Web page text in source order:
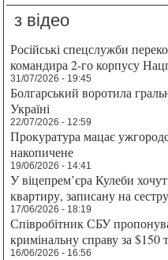
з відео
Російські спецслужби
командира 2-го корпусу
31/07/2026 - 19:45
Болгарський воротила
Україні
22/07/2026 - 12:59
Прокуратура мацає
накопичене
19/06/2026 - 14:41
У віцепрем’єра Кулеби
квартиру, записану на сестру
17/06/2026 - 18:19
Співробітник СБУ
кримінальну справу за $150
16/06/2026 - 16:56